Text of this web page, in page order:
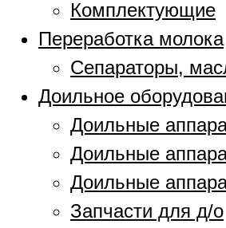
Комплектующие
Переработка молока
Сепараторы,
Доильное
Доильные
Доильные
Доильные
Запчасти для д/о